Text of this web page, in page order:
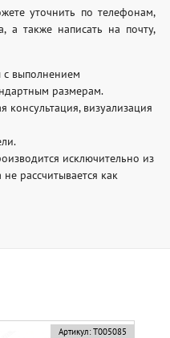
уточнить по телефонам,
а также написать на почту,
с выполнением
размерам.
консультация, визуализация
исключительно из
рассчитывается как
Артикул: Т005085